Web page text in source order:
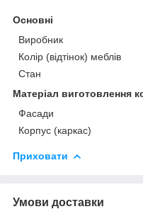
Основні
Виробник
Колір (відтінок) меблів
Стан
Матеріал виготовлення
Фасади
Корпус (каркас)
Приховати
Умови доставки